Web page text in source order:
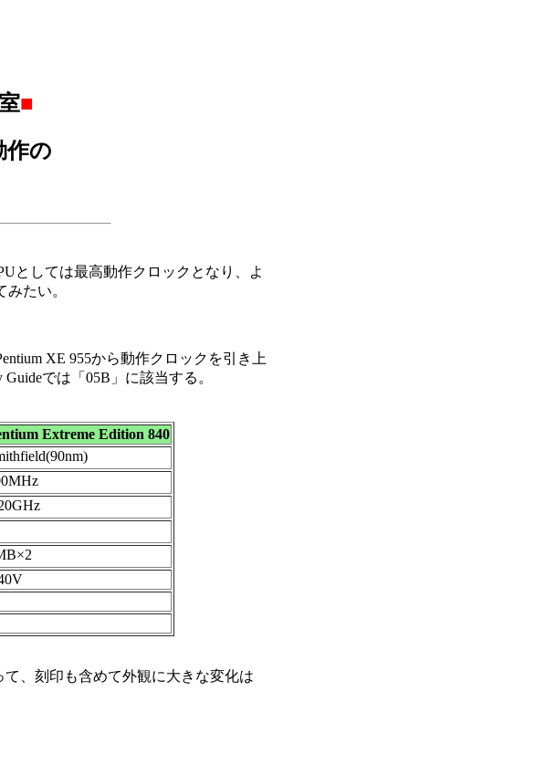
■
作の
としては最高動作クロックとなり、よ
たい。
XE 955から動作クロックを引き上
では「05B」に該当する。
Extreme Edition 840
、刻印も含めて外観に大きな変化は